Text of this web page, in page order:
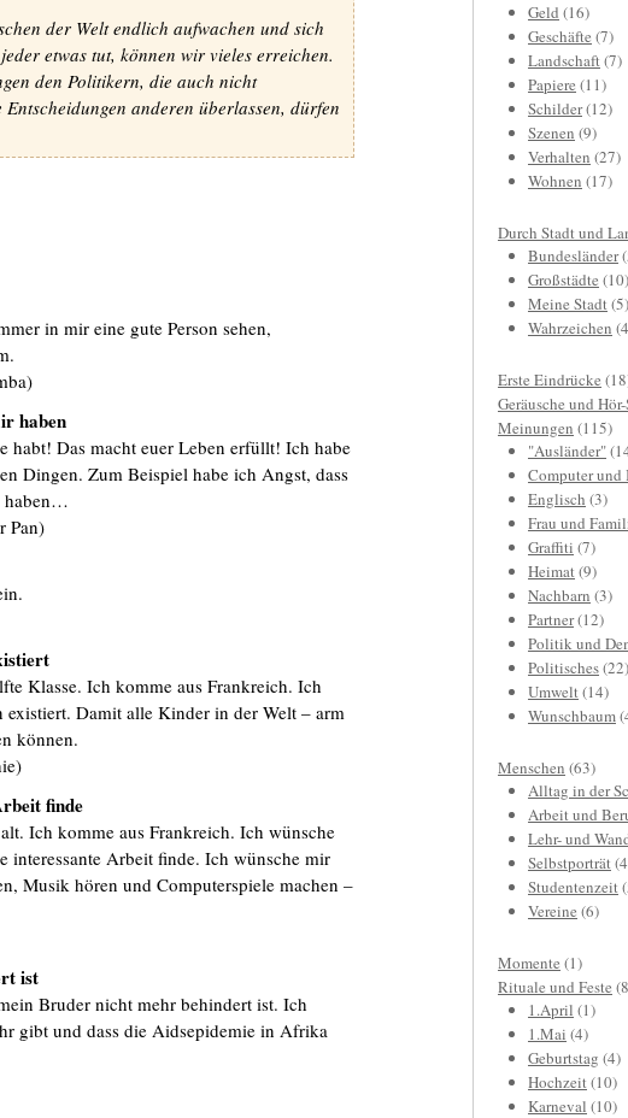
der Welt endlich aufwachen und sich
etwas tut, können wir vieles erreichen.
den Politikern, die auch nicht
anderen überlassen, dürfen
in mir eine gute Person sehen,
haben
habt! Das macht euer Leben erfüllt! Ich habe
Dingen. Zum Beispiel habe ich Angst, dass
haben…
Pan)
Klasse. Ich komme aus Frankreich. Ich
existiert. Damit alle Kinder in der Welt – arm
können.
finde
Ich komme aus Frankreich. Ich wünsche
interessante Arbeit finde. Ich wünsche mir
Musik hören und Computerspiele machen –
ist
Bruder nicht mehr behindert ist. Ich
gibt und dass die Aidsepidemie in Afrika
Geld (16)
Geschäfte (7)
Landschaft(7)
Papiere (11)
Schilder(12)
Szenen (9)
Verhalten (27)
Wohnen (17)
Durch Stadt und
Bundesländer
Großstädte (10)
Meine Stadt(5)
Wahrzeichen
Erste Eindrücke
Geräusche und
Meinungen (115)
"Ausländer"
Computer und
Englisch (3)
Frau und
Graffiti (7)
Heimat(9)
Nachbarn (3)
Partner(12)
Politik und
Politisches(22)
Umwelt(14)
Wunschbaum
Menschen (63)
Alltag in der
Arbeit und
Lehr- und
Selbstporträt
Studentenzeit
Vereine (6)
Momente (1)
Rituale und Feste
1.April (1)
1.Mai (4)
Geburtstag (4)
Hochzeit(10)
Karneval (10)